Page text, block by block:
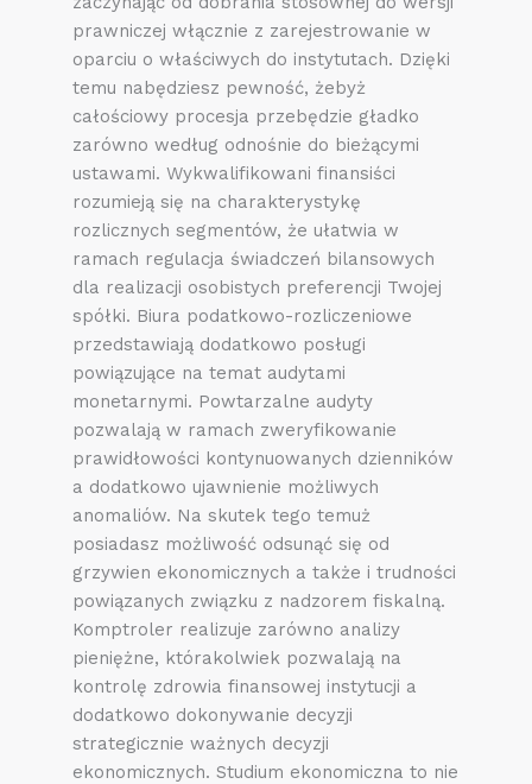
prawniczej włącznie z zarejestrowanie w
oparciu o właściwych do instytutach. Dzięki
temu nabędziesz pewność, żebyż
całościowy procesja przebędzie gładko
zarówno według odnośnie do bieżącymi
ustawami. Wykwalifikowani finansiści
rozumieją się na charakterystykę
rozlicznych segmentów, że ułatwia w
ramach regulacja świadczeń bilansowych
dla realizacji osobistych preferencji Twojej
spółki. Biura podatkowo-rozliczeniowe
przedstawiają dodatkowo posługi
powiązujące na temat audytami
monetarnymi. Powtarzalne audyty
pozwalają w ramach zweryfikowanie
prawidłowości kontynuowanych dzienników
a dodatkowo ujawnienie możliwych
anomaliów. Na skutek tego temuż
posiadasz możliwość odsunąć się od
grzywien ekonomicznych a także i trudności
powiązanych związku z nadzorem fiskalną.
Komptroler realizuje zarówno analizy
pieniężne, którakolwiek pozwalają na
kontrolę zdrowia finansowej instytucji a
dodatkowo dokonywanie decyzji
strategicznie ważnych decyzji
ekonomicznych. Studium ekonomiczna to nie